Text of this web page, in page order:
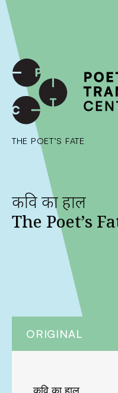
International shipping
checkout to calculate the
SKIP TO CONTENT
THE POET’S FATE
कवि का हाल
The Poet’s
ORIGINAL
कवि का हाल